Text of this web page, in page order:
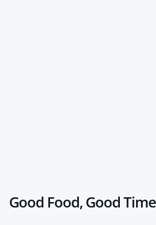
Good Food, Good